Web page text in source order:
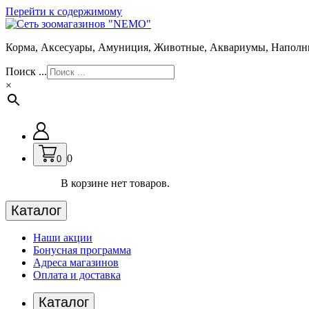
Перейти к содержимому
Корма, Аксесуары, Амуниция, Животные, Аквариумы,
Поиск ...
×
0 0
В корзине нет товаров.
Каталог
Наши акции
Бонусная программа
Адреса магазинов
Оплата и доставка
Каталог